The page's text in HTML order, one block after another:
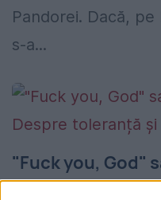
Pandorei. Dacă,
s-a...
"Fuck you, God"
Eebowai".